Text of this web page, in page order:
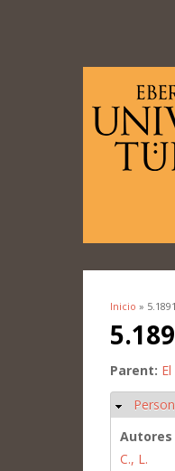
Se
Inicio »
Parent:
C., L.